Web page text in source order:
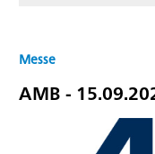
Messe
AMB -